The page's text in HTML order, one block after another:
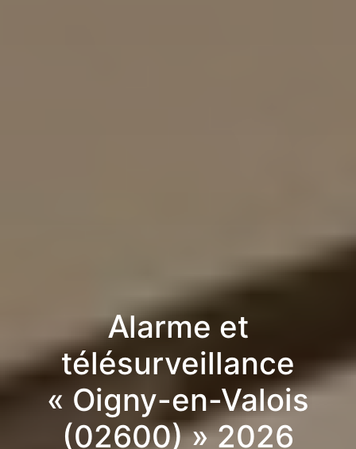
Alarme et
télésurveillance
« Oigny-en-Valois
(02600) » 2026